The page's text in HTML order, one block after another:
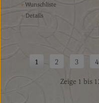
+ Wunschliste
+ Details
1 2 3 4
Zeige 1 bis